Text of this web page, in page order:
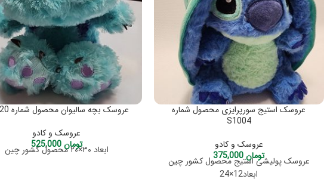
عروسک استیج سورپرایزی محصول شماره
S1004
عروسک و کادو
تومان375,000
عروسک پولیشی استیج محصول کشور چین
ابعاد12×24
عروسک بچه سالیوان محصول شماره S1020
عروسک و کادو
تومان525,000 ابعاد ۳۰×۲۰ محصول کشور چین